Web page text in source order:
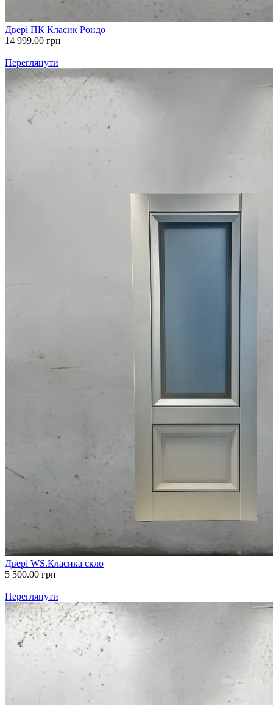
Двері ПК Класик Рондо
14 999.00 грн
Переглянути
Двері WS.Класика скло
5 500.00 грн
Переглянути